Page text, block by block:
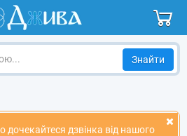
дочекайтеся дзвінка від нашого